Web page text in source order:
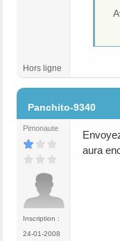
Hors ligne
Panchito-9340
Pimonaute
Inscription :
24-01-2008
aura